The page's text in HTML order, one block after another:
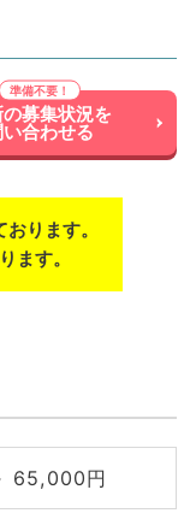
募集状況を
い合わせる
ります。
ます。
65,000円